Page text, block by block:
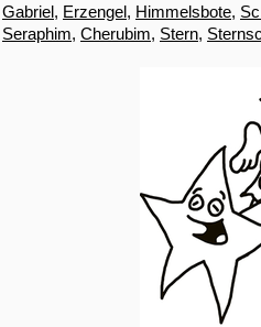
Gabriel, Erzengel, Himmelsbote,
Seraphim, Cherubim, Stern,